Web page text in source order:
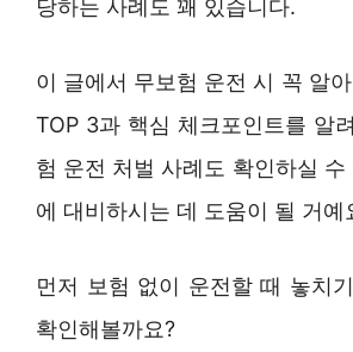
당하는 사례도 꽤 있습니다.
이 글에서 무보험 운전 시 꼭 알
TOP 3과 핵심 체크포인트를 알
험 운전 처벌 사례도 확인하실
에 대비하시는 데 도움이 될 거예
먼저 보험 없이 운전할 때 놓치
확인해볼까요?